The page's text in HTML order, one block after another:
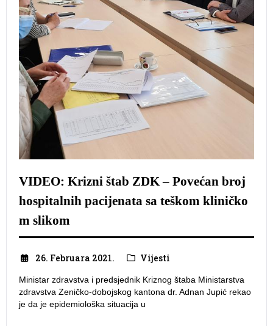
VIDEO: Krizni štab ZDK – Povećan broj
hospitalnih pacijenata sa teškom kliničko
m slikom
26. Februara 2021. Vijesti
Ministar zdravstva i predsjednik Kriznog štaba Ministarstva
zdravstva Zeničko-dobojskog kantona dr. Adnan Jupić rekao
je da je epidemiološka situacija u